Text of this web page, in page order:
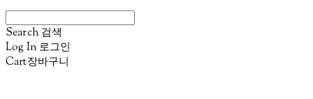
Search 검색
Log In 로그인
Cart장바구니